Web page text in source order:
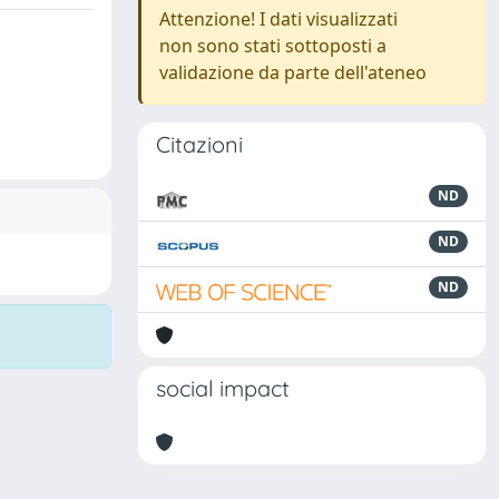
Attenzione! I dati visualizzati
non sono stati sottoposti a
validazione da parte dell'ateneo
Citazioni
ND
ND
ND
social impact